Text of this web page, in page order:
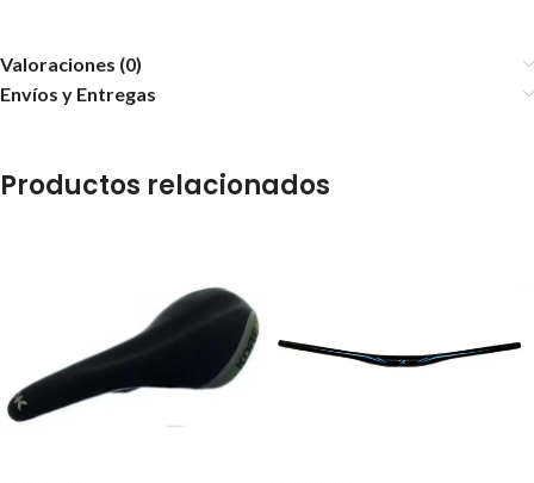
Valoraciones (0)
Envíos y Entregas
Productos relacionados